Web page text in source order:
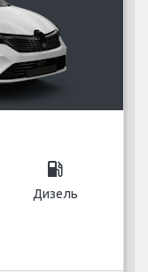
local_gas_station
Дизель